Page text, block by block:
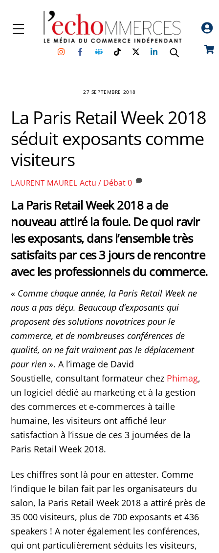
content
Menu
InstagramFacebookGroupe
Facebook
TikTokTwitterLinkedin
27 SEPTEMBRE 2018
La Paris Retail Week 2018
séduit exposants comme
visiteurs
LAURENT MAUREL Actu / Débat0
La Paris Retail Week 2018 a de
nouveau attiré la foule. De quoi ravir
les exposants, dans l’ensemble très
satisfaits par ces 3 jours de rencontre
avec les professionnels du commerce.
« Comme chaque année, la Paris Retail Week ne
nous a pas déçu. Beaucoup d’exposants qui
proposent des solutions novatrices pour le
commerce, et de nombreuses conférences de
qualité, on ne fait vraiment pas le déplacement
pour rien ». A l’image de David
Soustielle, consultant formateur chez Phimag,
un logiciel dédié au marketing et à la gestion
des commerces et e-commerces à taille
humaine, les visiteurs ont affiché leur
satisfaction à l’issue de ces 3 journées de la
Paris Retail Week 2018.
Les chiffres sont là pour en attester. Comme
l’indique le bilan fait par les organisateurs du
salon, la Paris Retail Week 2018 a attiré près de
35 000 visiteurs, plus de 700 exposants et 436
speakers ! A noter également les conférences,
qui ont particulièrement séduits les visiteurs,